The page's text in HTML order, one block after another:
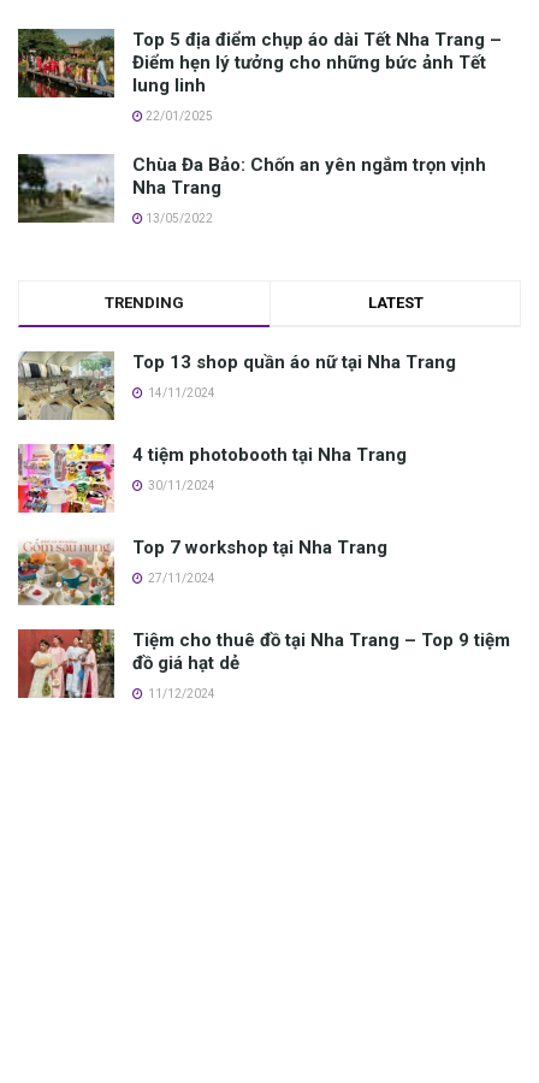
Top 5 địa điểm chụp áo dài Tết Nha Trang –
Điểm hẹn lý tưởng cho những bức ảnh Tết
lung linh
22/01/2025
Chùa Đa Bảo: Chốn an yên ngắm trọn vịnh
Nha Trang
13/05/2022
TRENDING LATEST
Top 13 shop quần áo nữ tại Nha Trang
14/11/2024
4 tiệm photobooth tại Nha Trang
30/11/2024
Top 7 workshop tại Nha Trang
27/11/2024
Tiệm cho thuê đồ tại Nha Trang – Top 9 tiệm
đồ giá hạt dẻ
11/12/2024